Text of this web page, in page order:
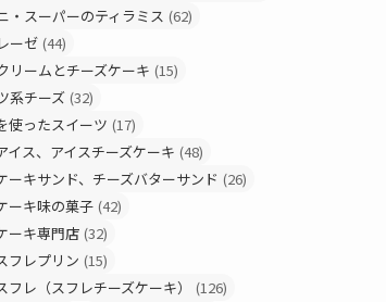
・スーパーのティラミス (62)
ーゼ (44)
リームとチーズケーキ (15)
系チーズ (32)
使ったスイーツ (17)
イス、アイスチーズケーキ (48)
ーキサンド、チーズバターサンド (26)
ーキ味の菓子 (42)
ーキ専門店 (32)
フレプリン (15)
フレ（スフレチーズケーキ）
(126)